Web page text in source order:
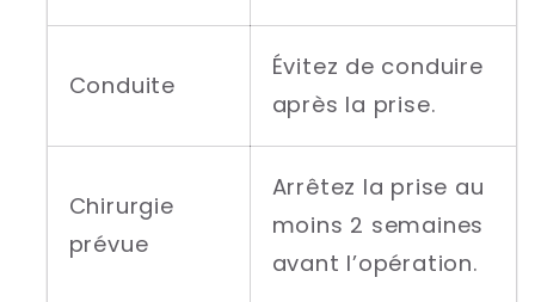
Conduite
Évitez de conduire
après la prise.
Chirurgie
prévue
Arrêtez la prise au
moins 2 semaines
avant l’opération.